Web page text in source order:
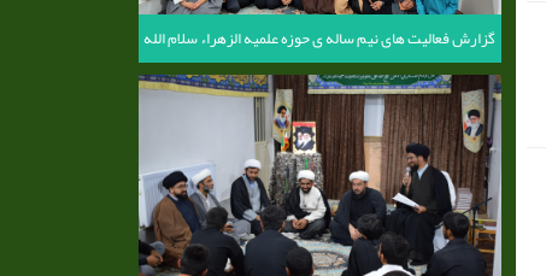
گزارش فعالیت های نیم ساله ی حوزه علمیه الزهراء سلام الله
علیها - سال تحصیلی 1403-1402